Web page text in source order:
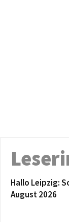
Hallo Leipzig:
August 2026